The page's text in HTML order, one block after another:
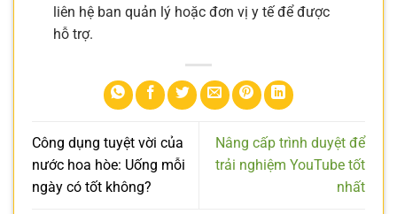
liên hệ ban quản lý hoặc đơn vị y tế để được
hỗ trợ.
Công dụng tuyệt vời của
nước hoa hòe: Uống mỗi
ngày có tốt không?
Nâng cấp trình duyệt để
trải nghiệm YouTube tốt
nhất